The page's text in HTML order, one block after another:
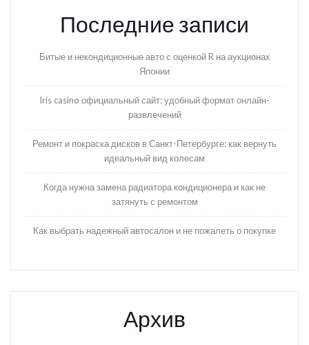
Последние записи
Битые и некондиционные авто с оценкой R на аукционах
Японии
Iris casino официальный сайт: удобный формат онлайн-
развлечений
Ремонт и покраска дисков в Санкт-Петербурге: как вернуть
идеальный вид колесам
Когда нужна замена радиатора кондиционера и как не
затянуть с ремонтом
Как выбрать надежный автосалон и не пожалеть о покупке
Архив